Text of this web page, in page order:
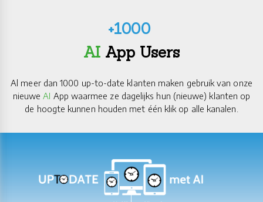
+1000
AIApp Users​​​​​​​
Al meer dan 1000 up-to-date klanten maken gebruik van onze
nieuweAI App waarmee ze dagelijks hun (nieuwe) klanten op
de hoogte kunnen houden met één klik op alle kanalen.